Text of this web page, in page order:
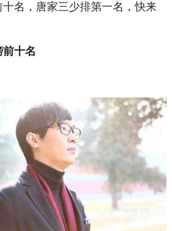
名，唐家三少排第一名，快来
十名